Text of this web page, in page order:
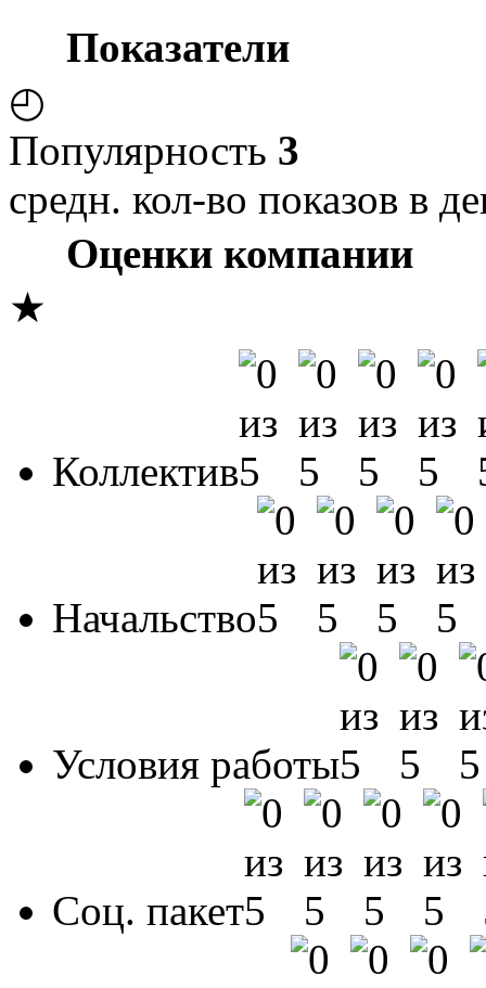
Показатели
◴
Популярность 3
средн. кол-во показов в
Оценки компании
★
Коллектив
Начальство
Условия работы
Соц. пакет